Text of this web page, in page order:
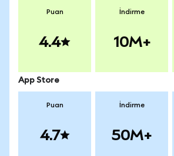
Puan
4.4
İndirme
10M+
App Store
Puan
4.7
İndirme
50M+